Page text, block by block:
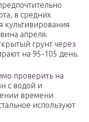
в средних
культивирования
апреля.
грунт через
на 95-105 день.
проверить на
с водой и
времени
используют